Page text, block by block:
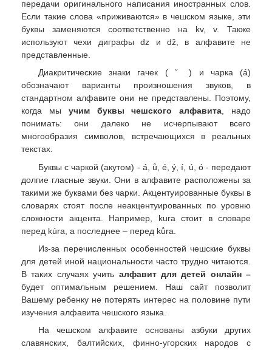
передачи оригинального написания иностранных слов.
Если такие слова «приживаются» в чешском языке, эти
буквы заменяются соответственно на kv, v. Также
используют чехи диграфы dz и dž, в алфавите не
представленные.
Диакритические знаки гачек ( ˇ ) и чарка (á)
обозначают варианты произношения звуков, в
стандартном алфавите они не представлены. Поэтому,
когда мы учим буквы чешского алфавита, надо
понимать: они далеко не исчерпывают всего
многообразия символов, встречающихся в реальных
текстах.
Буквы с чаркой (акутом) - á, ů, é, ý, í, ú, ó - передают
долгие гласные звуки. Они в алфавите расположены за
такими же буквами без чарки. Акцентуированные буквы в
словарях стоят после неакцентуированных по уровню
сложности акцента. Например, kura стоит в словаре
перед kúra, а последнее – перед kůra.
Из-за перечисленных особенностей чешские буквы
для детей иной национальности часто трудно читаются.
В таких случаях учить алфавит для детей онлайн –
будет оптимальным решением. Наш сайт позволит
Вашему ребенку не потерять интерес на половине пути
изучения алфавита чешского языка.
На чешском алфавите основаны азбуки других
славянских, балтийских, финно-угорских народов с